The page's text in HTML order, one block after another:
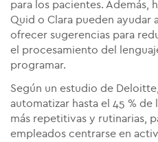
para los pacientes. Además,
Quid o Clara pueden ayudar
ofrecer sugerencias para
el procesamiento del
programar.
Según un estudio de
automatizar hasta el 45 %
más repetitivas y rutinarias,
empleados centrarse en